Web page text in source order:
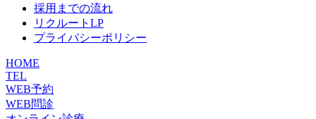
採用までの流れ
リクルートLP
プライバシーポリシー
HOME
TEL
WEB予約
WEB問診